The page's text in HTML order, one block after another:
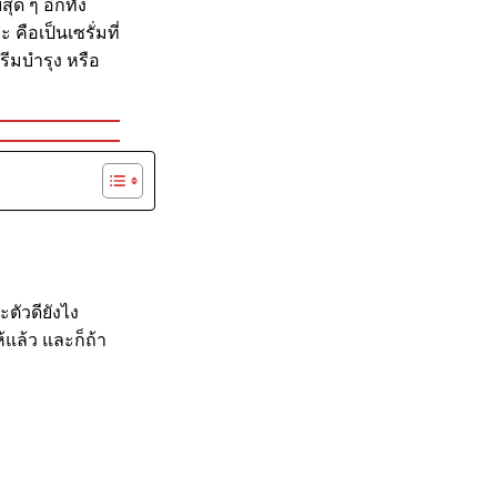
ด ๆ อีกทั้ง
คือเป็นเซรั่มที่
มบำรุง หรือ
ตัวดียังไง
แล้ว และก็ถ้า